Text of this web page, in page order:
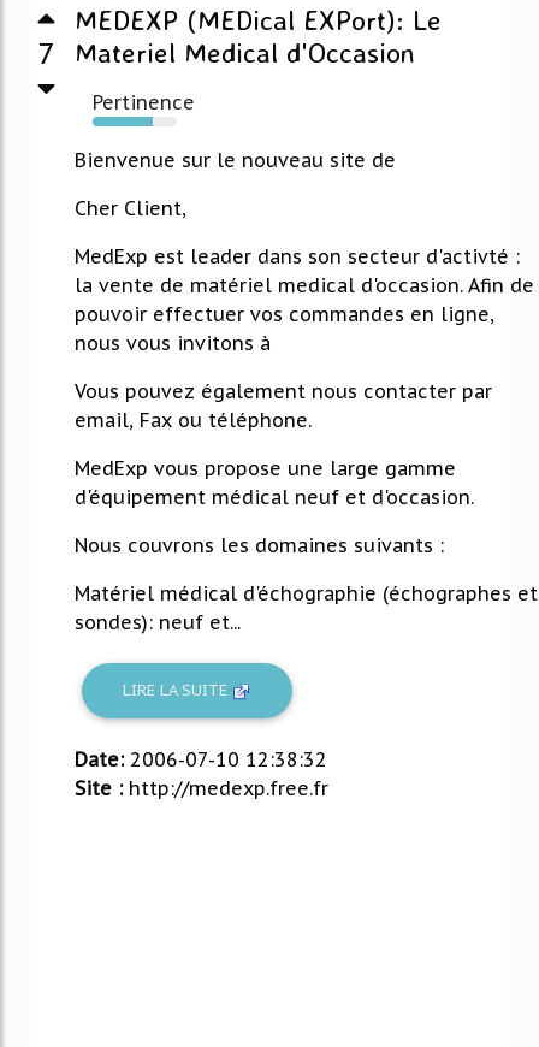
7
MEDEXP (MEDical EXPort): Le
Materiel Medical d'Occasion
Pertinence
72%
Bienvenue sur le nouveau site de
Cher Client,
MedExp est leader dans son secteur d'activté :
la vente de matériel medical d'occasion. Afin de
pouvoir effectuer vos commandes en ligne,
nous vous invitons à
Vous pouvez également nous contacter par
email, Fax ou téléphone.
MedExp vous propose une large gamme
d'équipement médical neuf et d'occasion.
Nous couvrons les domaines suivants :
Matériel médical d'échographie (échographes et
sondes): neuf et...
LIRE LA SUITE
Date: 2006-07-10 12:38:32
Site : http://medexp.free.fr